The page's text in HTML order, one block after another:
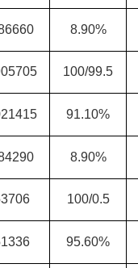
8.90%
100/99.5
91.10%
8.90%
100/0.5
95.60%